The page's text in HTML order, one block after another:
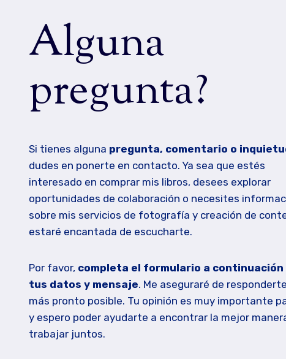
Alguna
pregunta?
Si tienes alguna pregunta, comentario o
dudes en ponerte en contacto. Ya sea que estés
interesado en comprar mis libros, desees explorar
oportunidades de colaboración o necesites
sobre mis servicios de fotografía y creación de
estaré encantada de escucharte.
Por favor, completa el formulario a continuación
tus datos y mensaje. Me aseguraré de
más pronto posible. Tu opinión es muy importante
y espero poder ayudarte a encontrar la mejor
trabajar juntos.